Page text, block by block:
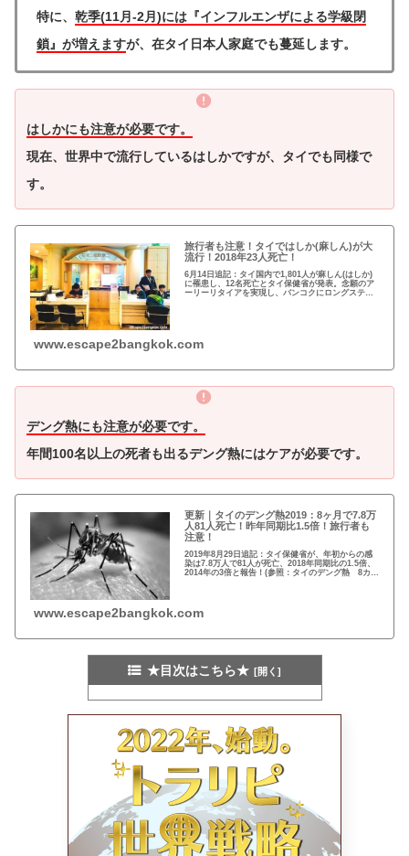
特に、 乾季(11月-2月)には『インフルエンザによる学級閉
鎖』が増えますが、在タイ日本人家庭でも蔓延します。
はしかにも注意が必要です。
現在、世界中で流行しているはしかですが、タイでも同様で
す。
旅行者も注意！タイではしか(麻しん)が大
流行！2018年23人死亡！
6月14日追記：タイ国内で1,801人が麻しん(はしか)
に罹患し、12名死亡とタイ保健省が発表。念願のア
ーリーリタイアを実現し、バンコクにロングステイ
www.escape2bangkok.com
デング熱にも注意が必要です。
年間100名以上の死者も出るデング熱にはケアが必要です。
更新｜タイのデング熱2019：8ヶ月で7.8万
人81人死亡！昨年同期比1.5倍！旅行者も
注意！
2019年8月29日追記：タイ保健省が、年初からの感
染は7.8万人で81人が死亡、2018年同期比の1.5倍、
2014年の3倍と報告！(参照：タイのデング熱 8カ月
www.escape2bangkok.com
★目次はこちら★